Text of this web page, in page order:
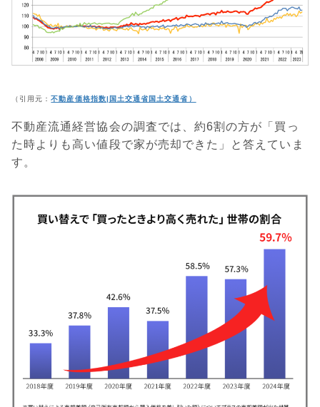
（引用元：不動産価格指数|国土交通省国土交通省）
不動産流通経営協会の調査では、約6割の方が「買っ
た時よりも高い値段で家が売却できた」と答えていま
す。